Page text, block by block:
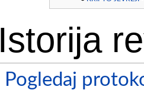
Istorija
Pogledaj